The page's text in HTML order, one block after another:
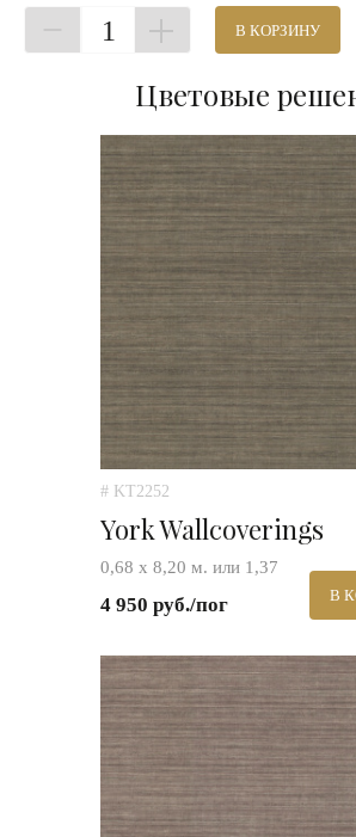
1 В КОРЗИНУ
Цветовые
# KT2252
York Wallcoverings
0,68 х 8,20 м. или 1,37
4 950 руб./пог В